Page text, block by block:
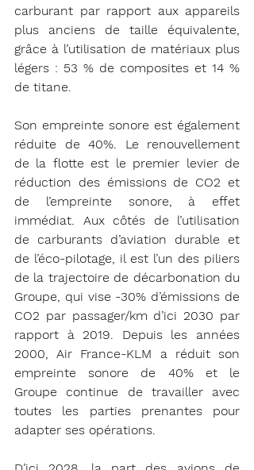
carburant par rapport aux appareils
plus anciens de taille équivalente,
grâce à l’utilisation de matériaux plus
légers : 53 % de composites et 14 %
de titane.
Son empreinte sonore est également
réduite de 40%. Le renouvellement
de la flotte est le premier levier de
réduction des émissions de CO2 et
de l’empreinte sonore, à effet
immédiat. Aux côtés de l’utilisation
de carburants d’aviation durable et
de l’éco-pilotage, il est l’un des piliers
de la trajectoire de décarbonation du
Groupe, qui vise -30% d’émissions de
CO2 par passager/km d’ici 2030 par
rapport à 2019. Depuis les années
2000, Air France-KLM a réduit son
empreinte sonore de 40% et le
Groupe continue de travailler avec
toutes les parties prenantes pour
adapter ses opérations.